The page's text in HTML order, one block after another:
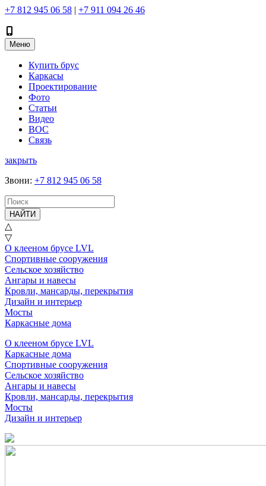
+7 812 945 06 58 | +7 911 094 26 46
Меню
Купить брус
Каркасы
Проектирование
Фото
Статьи
Видео
ВОС
Связь
закрыть
Звони: +7 812 945 06 58
НАЙТИ
△
▽
О клееном брусе LVL
Спортивные сооружения
Сельское хозяйство
Ангары и навесы
Кровли, мансарды, перекрытия
Дизайн и интерьер
Мосты
Каркасные дома
О клееном брусе LVL
Каркасные дома
Спортивные сооружения
Сельское хозяйство
Ангары и навесы
Кровли, мансарды, перекрытия
Мосты
Дизайн и интерьер